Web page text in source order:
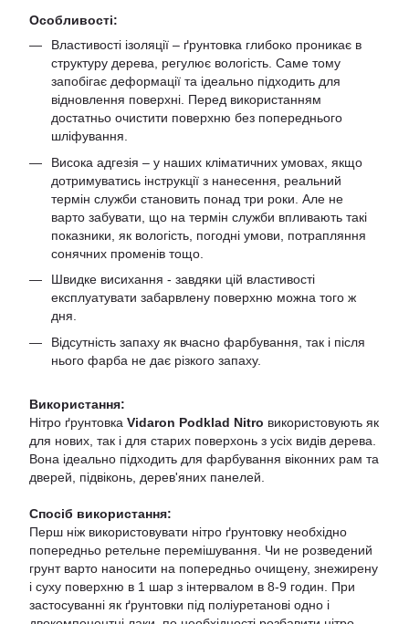
Особливості:
Властивості ізоляції – ґрунтовка глибоко проникає в
структуру дерева, регулює вологість. Саме тому
запобігає деформації та ідеально підходить для
відновлення поверхні. Перед використанням
достатньо очистити поверхню без попереднього
шліфування.
Висока адгезія – у наших кліматичних умовах, якщо
дотримуватись інструкції з нанесення, реальний
термін служби становить понад три роки. Але не
варто забувати, що на термін служби впливають такі
показники, як вологість, погодні умови, потрапляння
сонячних променів тощо.
Швидке висихання - завдяки цій властивості
експлуатувати забарвлену поверхню можна того ж
дня.
Відсутність запаху як вчасно фарбування, так і після
нього фарба не дає різкого запаху.
Використання:
Нітро ґрунтовка Vidaron Podklad Nitro використовують як
для нових, так і для старих поверхонь з усіх видів дерева.
Вона ідеально підходить для фарбування віконних рам та
дверей, підвіконь, дерев'яних панелей.
Спосіб використання:
Перш ніж використовувати нітро ґрунтовку необхідно
попередньо ретельне перемішування. Чи не розведений
грунт варто наносити на попередньо очищену, знежирену
і суху поверхню в 1 шар з інтервалом в 8-9 годин. При
застосуванні як ґрунтовки під поліуретанові одно і